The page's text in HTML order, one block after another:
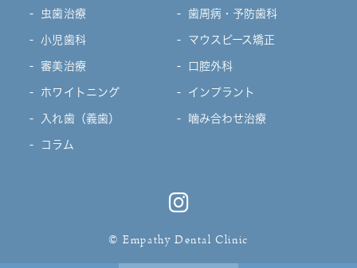
虫歯治療 歯周病・予防歯科
小児歯科 マウスピース矯正
審美治療 口腔外科
ホワイトニング インプラント
入れ歯（義歯） 噛み合わせ治療
コラム
© Empathy Dental Clinic